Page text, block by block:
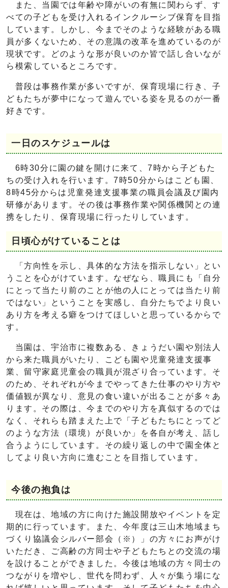
また、当園では年齢や障がいの有無に関わらず、す
べての子どもを受け入れるインクルーシブ保育を目指
しています。しかし、今までそのような経験がある職
員が多くないため、その意識の改革を進めているのが
現状です。どのような形が良いのか皆で話し合いなが
ら模索しているところです。
普段は事務作業が多いですが、保育現場に行き、子
どもたちが夢中になって遊んでいる姿を見るのが一番
好きです。
一日のスケジュールは
6時30分に園の鍵を開けに来て、7時から子どもた
ちの受け入れを行います。7時50分からはこども園、
8時45分からは児童発達支援事業の職員会議及び園内
研修があります。その後は事務作業や関係機関との連
携をしたり、保育現場に行ったりしています。
日頃心がけていることは
「方向性を示し、具体的な方法を指示しない」とい
うことを心がけています。なぜなら、職員にも「自分
にとって当たり前のことが他の人にとっては当たり前
ではない」ということを実感し、自分たちでより良い
あり方を考える癖をつけてほしいと思っているからで
す。
当園は、宇治市に複数ある、きょうだい園や別法人
から来た職員がいたり、こども園や児童発達支援事
業、留守家庭児童会の職員が混ざり合っています。そ
のため、それぞれが今までやってきた仕事のやり方や
価値観が異なり、意見の食い違いが出ることが多々あ
ります。その際は、今までのやり方を真似するのでは
なく、それらも踏まえた上で「子どもたちにとってど
のような方法（環境）が良いか」を各自が考え、話し
合うようにしています。その繰り返しの中で園全体と
してより良い方向に進むことを目指しています。
今後の抱負は
現在は、地域の方に向けた施設開放やイベントを定
期的に行っています。また、今年度は三山木地域まち
づくり協議会シルバー部会（※）」の方々にお声がけ
いただき、ご高齢の方同士や子どもたちとの交流の場
を設けることができました。今後は地域の方々同士の
つながりを増やし、世代を問わず、人々が集う場にな